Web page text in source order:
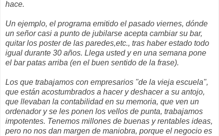
hace.
Un ejemplo, el programa emitido el pasado viernes, dónde
un señor casi a punto de jubilarse acepta cambiar su bar,
quitar los poster de las paredes,etc., tras haber estado todo
igual durante 30 años. Llega usted y en una semana pone
el bar patas arriba (en el buen sentido de la frase).
Los que trabajamos con empresarios "de la vieja escuela",
que están acostumbrados a hacer y deshacer a su antojo,
que llevaban la contabilidad en su memoria, que ven un
ordenador y se les ponen los vellos de punta, trabajamos
impotentes. Tenemos millones de buenas y rentables ideas,
pero no nos dan margen de maniobra, porque el negocio es